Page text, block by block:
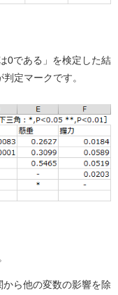
0である」を検定した結
定マークです。
ら他の変数の影響を除